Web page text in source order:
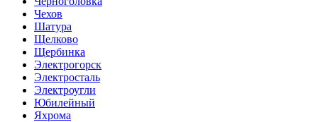
Чехов
Шатура
Щелково
Щербинка
Электрогорск
Электросталь
Электроугли
Юбилейный
Яхрома